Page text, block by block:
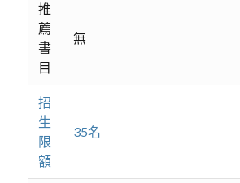
推
薦
書
目
無
招
生
限
額
35名